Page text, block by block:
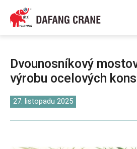
Dvounosníkový
výrobu ocelových
27. listopadu 2025
हिन्दी
Bahasa Indonesia
简体中文
বাংলা
فارسی
Pilipino